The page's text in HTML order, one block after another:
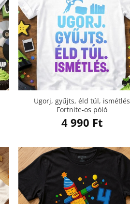
Ugorj, gyűjts, éld túl, ismétlés
Fortnite-os póló
4 990 Ft